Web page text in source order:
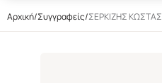
Αρχική/Συγγραφείς/ΣΕΡΚΙΖΗΣ ΚΩΣΤΑΣ